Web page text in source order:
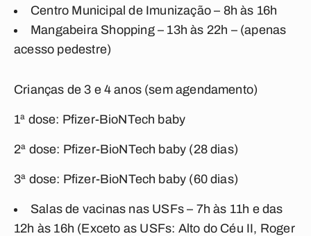
Centro Municipal de Imunização – 8h às 16h
Mangabeira Shopping – 13h às 22h – (apenas
acesso pedestre)
Crianças de 3 e 4 anos (sem agendamento)
1ª dose: Pfizer-BioNTech baby
2ª dose: Pfizer-BioNTech baby (28 dias)
3ª dose: Pfizer-BioNTech baby (60 dias)
Salas de vacinas nas USFs – 7h às 11h e das
12h às 16h (Exceto as USFs: Alto do Céu II, Roger